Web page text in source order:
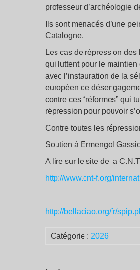
professeur d’archéologie
Ils sont menacés d’une
Catalogne.
Les cas de répression
qui luttent pour le maintien
avec l’instauration de la
européen de
contre ces “réformes” qui
répression pour pouvoir
Contre toutes les
Soutien à Ermengol
A lire sur le site de la
http://www.cnt-f.org/
http://bellaciao.org/fr/
Catégorie : 2026